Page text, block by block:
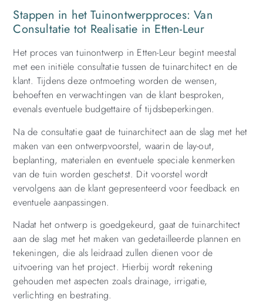
Stappen in het Tuinontwerpproces: Van
Consultatie tot Realisatie in Etten-Leur
Het proces van tuinontwerp in Etten-Leur begint meestal
met een initiële consultatie tussen de tuinarchitect en de
klant. Tijdens deze ontmoeting worden de wensen,
behoeften en verwachtingen van de klant besproken,
evenals eventuele budgettaire of tijdsbeperkingen.
Na de consultatie gaat de tuinarchitect aan de slag met het
maken van een ontwerpvoorstel, waarin de lay-out,
beplanting, materialen en eventuele speciale kenmerken
van de tuin worden geschetst. Dit voorstel wordt
vervolgens aan de klant gepresenteerd voor feedback en
eventuele aanpassingen.
Nadat het ontwerp is goedgekeurd, gaat de tuinarchitect
aan de slag met het maken van gedetailleerde plannen en
tekeningen, die als leidraad zullen dienen voor de
uitvoering van het project. Hierbij wordt rekening
gehouden met aspecten zoals drainage, irrigatie,
verlichting en bestrating.